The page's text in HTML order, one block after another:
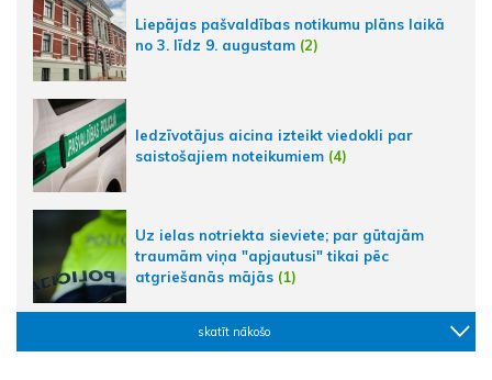
Liepājas pašvaldības notikumu plāns laikā
no 3. līdz 9. augustam (2)
Iedzīvotājus aicina izteikt viedokli par
saistošajiem noteikumiem (4)
Uz ielas notriekta sieviete; par gūtajām
traumām viņa "apjautusi" tikai pēc
atgriešanās mājās (1)
skatīt nākošo